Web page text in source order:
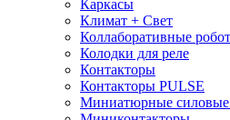
Каркасы
Климат + Свет
Коллаборативные
Колодки для реле
Контакторы
Контакторы PULSE
Миниатюрные силовые